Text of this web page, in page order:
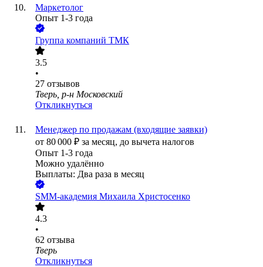
Маркетолог
Опыт 1-3 года
Группа компаний ТМК
3.5
•
27 отзывов
Тверь, р-н Московский
Откликнуться
Менеджер по продажам (входящие заявки)
от 80 000 ₽ за месяц, до вычета налогов
Опыт 1-3 года
Можно удалённо
Выплаты: Два раза в месяц
SMM-академия Михаила Христосенко
4.3
•
62 отзыва
Тверь
Откликнуться